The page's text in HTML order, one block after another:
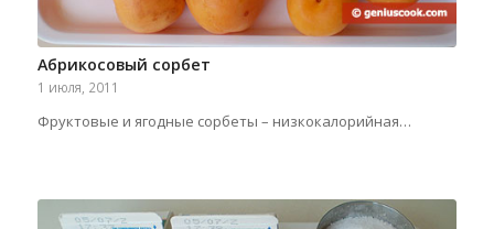
Абрикосовый сорбет
1 июля, 2011
Фруктовые и ягодные сорбеты – низкокалорийная…